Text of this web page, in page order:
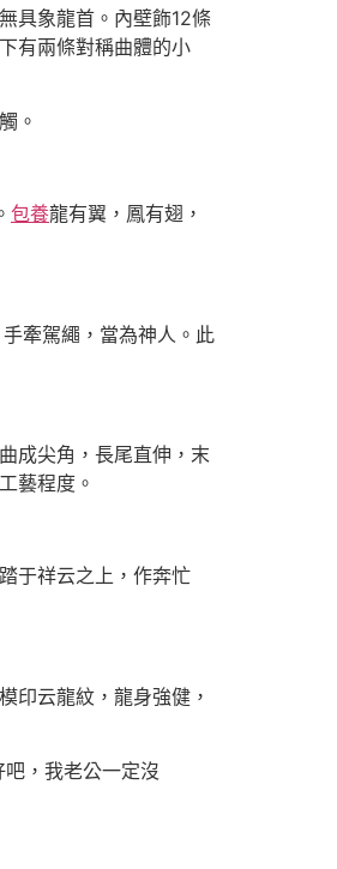
具象龍首。內壁飾12條
有兩條對稱曲體的小
。
包養龍有翼，鳳有翅，
牽駕繩，當為神人。此
成尖角，長尾直伸，末
藝程度。
于祥云之上，作奔忙
印云龍紋，龍身強健，
，我老公一定沒